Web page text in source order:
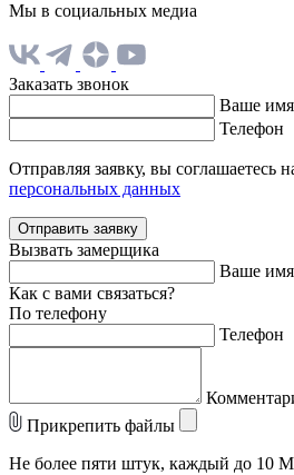
Мы в социальных медиа
Заказать звонок
Ваше имя
Телефон
Отправляя заявку, вы соглашаетесь
персональных данных
Отправить заявку
Вызвать замерщика
Ваше имя
Как с вами связаться?
По телефону
Телефон
Прикрепить файлы
Не более пяти штук, каждый до 10